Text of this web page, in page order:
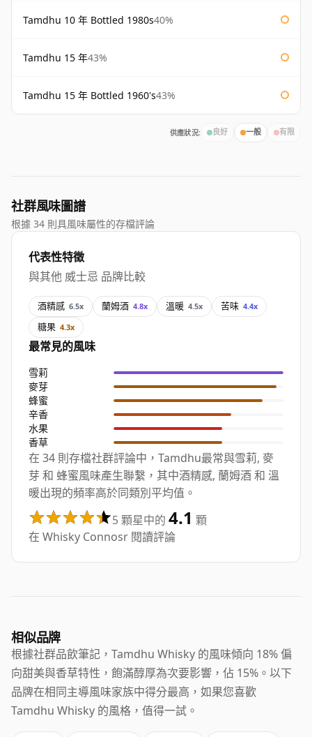
Tamdhu 10 年 Bottled 1980s40%
Tamdhu 15 年43%
Tamdhu 15 年 Bottled 1960's43%
供應狀況: 良好 一般 有限
社群風味圖譜
根據 34 則具風味屬性的存檔評論
代表性特徵
與其他 威士忌 品牌比較
酒精感 6.5x 蘭姆酒 4.8x 溫暖 4.5x 苦味 4.4x
糖果 4.3x
最常見的風味
雪莉
麥芽
蜂蜜
辛香
水果
香草
在 34 則存檔社群評論中，Tamdhu最常與雪莉, 麥
芽 和 蜂蜜風味產生聯繫，其中酒精感, 蘭姆酒 和 溫
暖出現的頻率高於同類別平均值。
5 顆星中的 4.1 顆
在 Whisky Connosr 閱讀評論
相似品牌
根據社群品飲筆記，Tamdhu Whisky 的風味傾向 18% 偏
向甜美與香草特性，飽滿醇厚為次要影響，佔 15%。以下
品牌在相同主導風味家族中得分最高，如果您喜歡
Tamdhu Whisky 的風格，值得一試。